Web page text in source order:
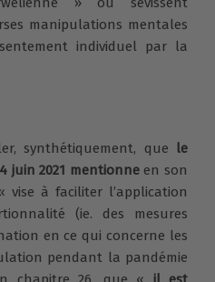
manipulations mentales
individuel par la
synthétiquement, que le
juin 2021 mentionne en son
vise à faciliter l’application
(ie. des mesures
en ce qui concerne les
pendant la pandémie